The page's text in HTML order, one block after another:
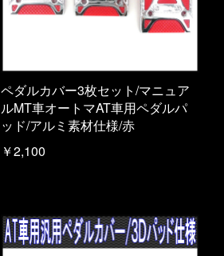
ペダルカバー3枚セット/マニュア
ルMT車オートマAT車用ペダルパ
ッド/アルミ素材仕様/赤
￥2,100